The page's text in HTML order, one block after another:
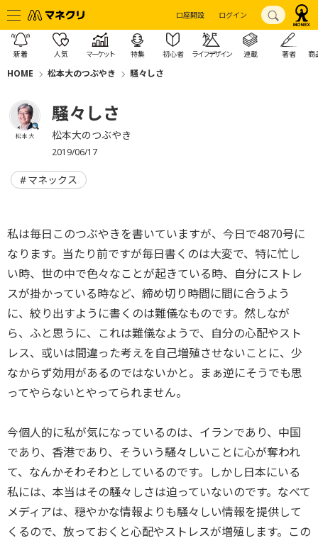
口座開設 ログイン
新着 人気 マーケット 特集 初心者 ライフデザイン 連載 著者 商
HOME 松本大のつぶやき 騒々しさ
松本 大
騒々しさ
松本大のつぶやき
2019/06/17
マネックス
私は毎日このつぶやきを書いていますが、 今日で4870号に
なります。当たり前ですが毎日書くのは大変で、特に忙し
い時、 世の中で色々なことが起きている時、自分にストレ
スが掛かっている時など、 締め切り時間に間に合うよう
に、絞り出すように書くのは難儀なものです。然しなが
ら、ふと思うに、 これは難儀なようで、自分の心配やスト
レス、 或いは間違った考えを自己増殖させないことに、少
なからず効用があるのではないかと。 まぁ逆にそうでも思
ってやらないとやってられません。
今個人的に私が気になっているのは、イランであり、中国
であり、 香港であり、そういう騒々しいことに心が奪われ
て、 なんかそわそわとしているのです。しかし日本にいる
私には、本当はその騒々しさは迫っていないのです。 なべて
メディアは、穏やかな情報よりも騒々しい情報を提供して
くるので、 放っておくと心配やストレスが増殖します。この